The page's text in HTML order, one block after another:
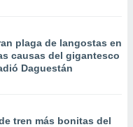
plaga de langostas en
causas del gigantesco
Daguestán
tren más bonitas del